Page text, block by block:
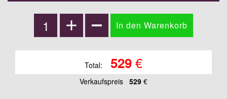
Total: 529€
Verkaufspreis 529 €